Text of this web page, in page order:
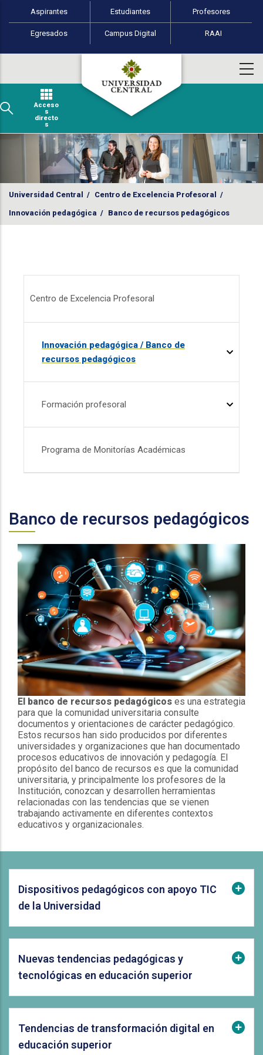
Pasar al contenido principal
Perfiles de usuario
Aspirantes Estudiantes Profesores
Egresados Campus Digital RAAI
Acceso
s
directo
s
Universidad Central / Centro de Excelencia Profesoral /
Innovación pedagógica / Banco de recursos pedagógicos
Centro de Excelencia Profesoral
Innovación pedagógica / Banco de
recursos pedagógicos
Formación profesoral
Programa de Monitorías Académicas
Banco de recursos pedagógicos
El banco de recursos pedagógicos es una estrategia
para que la comunidad universitaria consulte
documentos y orientaciones de carácter pedagógico.
Estos recursos han sido producidos por diferentes
universidades y organizaciones que han documentado
procesos educativos de innovación y pedagogía. El
propósito del banco de recursos es que la comunidad
universitaria, y principalmente los profesores de la
Institución, conozcan y desarrollen herramientas
relacionadas con las tendencias que se vienen
trabajando activamente en diferentes contextos
educativos y organizacionales.
Dispositivos pedagógicos con apoyo TIC
de la Universidad
Nuevas tendencias pedagógicas y
tecnológicas en educación superior
Tendencias de transformación digital en
educación superior